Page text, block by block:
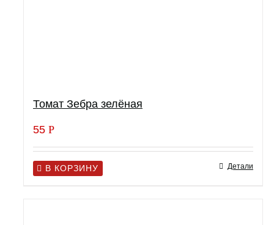
Томат Зебра зелёная
55 Р
В КОРЗИНУ Детали